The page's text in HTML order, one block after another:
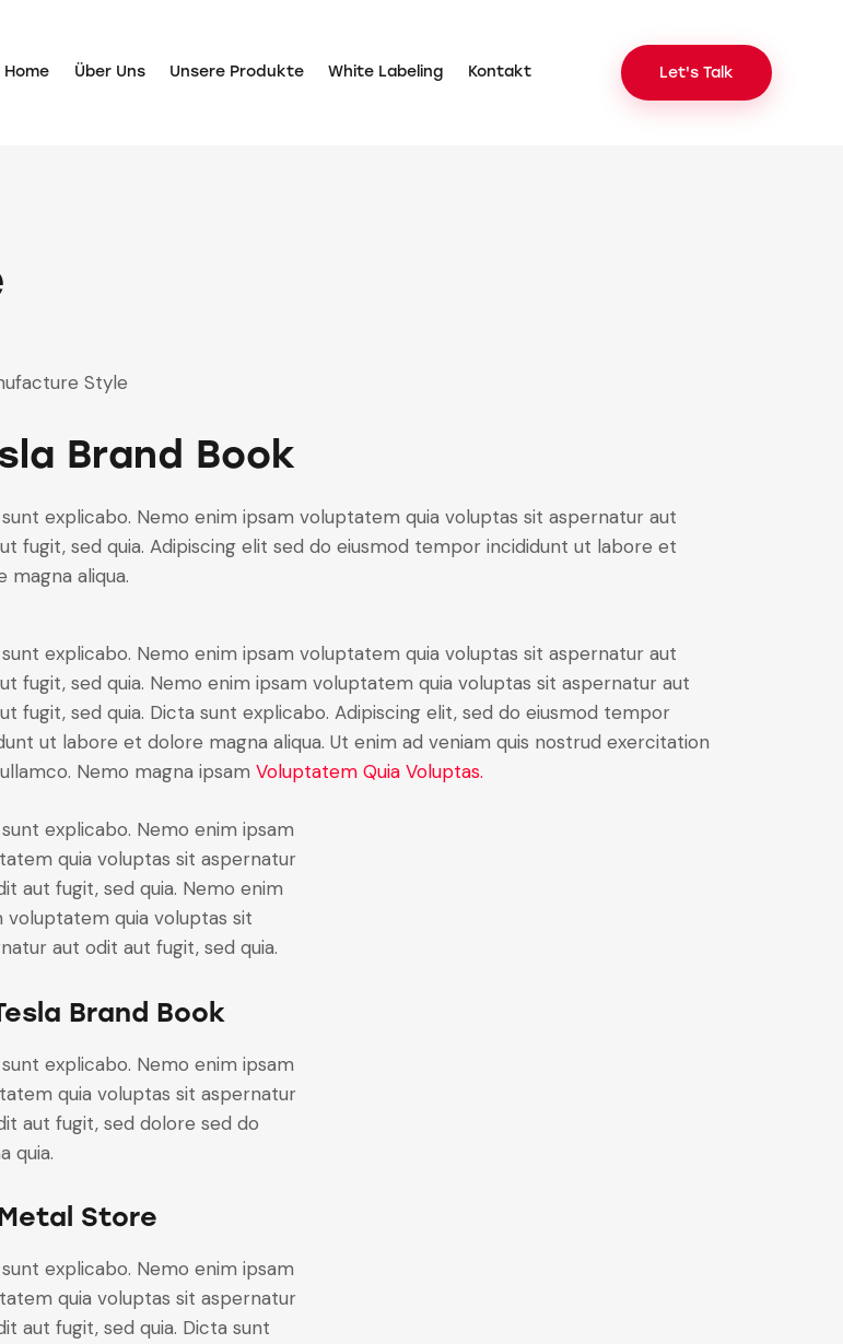
Home Über Uns Unsere Produkte White Labeling Kontakt Let's Talk
Brand Book
explicabo. Nemo enim ipsam voluptatem quia voluptas sit aspernatur aut
fugit, sed quia. Adipiscing elit sed do eiusmod tempor incididunt ut labore et
magna aliqua.
explicabo. Nemo enim ipsam voluptatem quia voluptas sit aspernatur aut
fugit, sed quia. Nemo enim ipsam voluptatem quia voluptas sit aspernatur aut
fugit, sed quia. Dicta sunt explicabo. Adipiscing elit, sed do eiusmod tempor
ut labore et dolore magna aliqua. Ut enim ad veniam quis nostrud exercitation
Nemo magna ipsam Voluptatem Quia Voluptas.
explicabo. Nemo enim ipsam
quia voluptas sit aspernatur
aut fugit, sed quia. Nemo enim
voluptatem quia voluptas sit
aut odit aut fugit, sed quia.
Brand Book
explicabo. Nemo enim ipsam
quia voluptas sit aspernatur
aut fugit, sed dolore sed do
quia.
Store
explicabo. Nemo enim ipsam
quia voluptas sit aspernatur
aut fugit, sed quia. Dicta sunt